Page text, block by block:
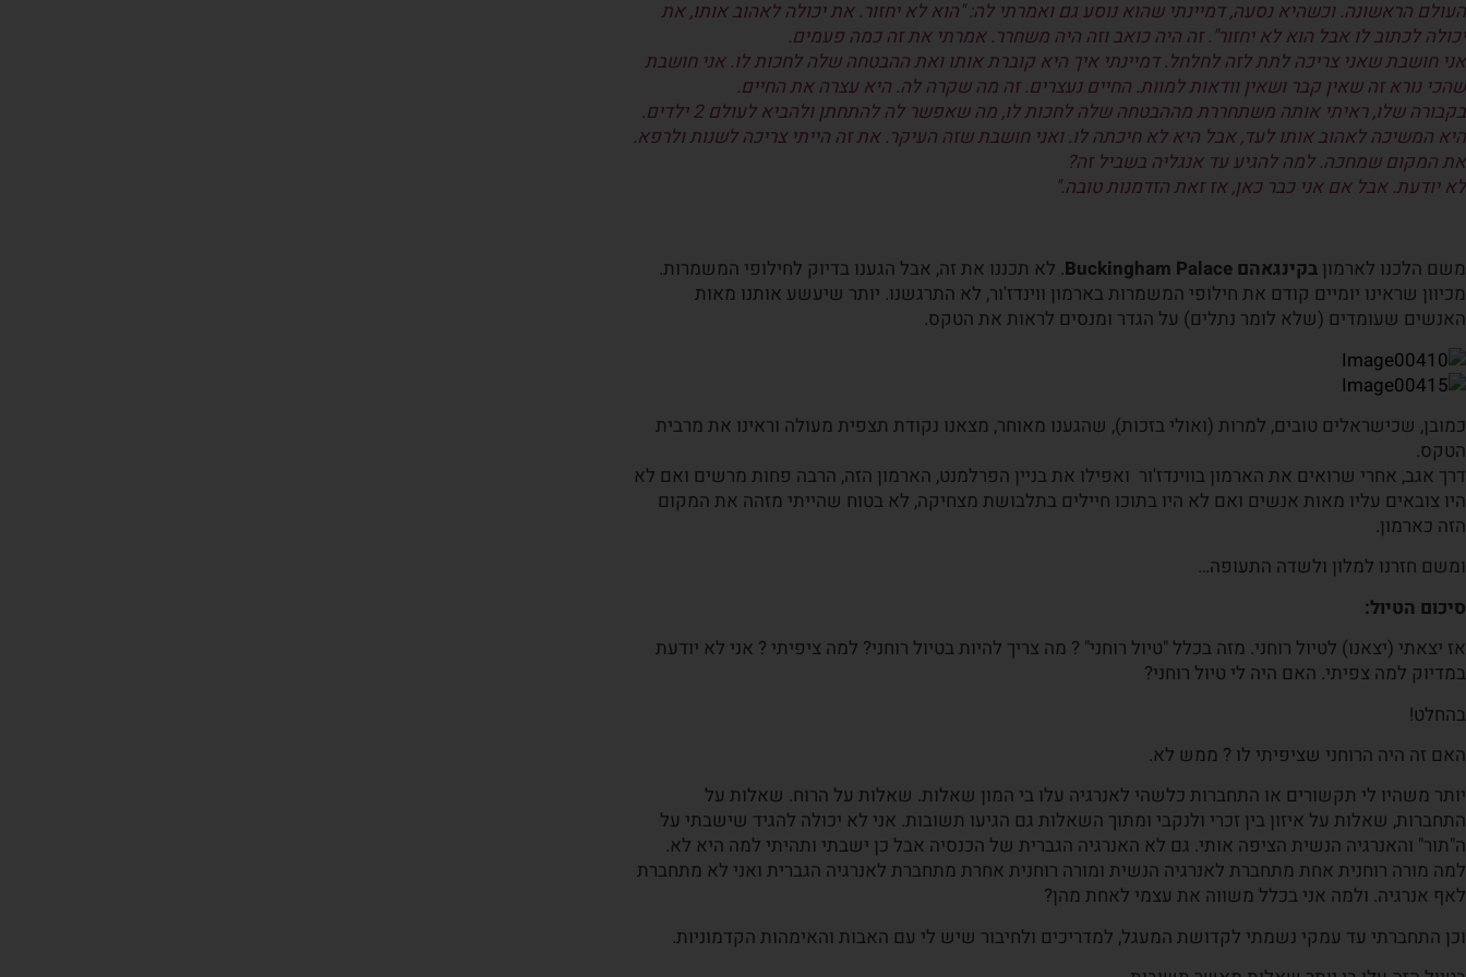
העולם הראשונה. וכשהיא נסעה, דמיינתי שהוא נוסע גם ואמרתי לה: "הוא לא יחזור. את יכולה לאהוב אותו, את
יכולה לכתוב לו אבל הוא לא יחזור". זה היה כואב וזה היה משחרר. אמרתי את זה כמה פעמים.
אני חושבת שאני צריכה לתת לזה לחלחל. דמיינתי איך היא קוברת אותו ואת ההבטחה שלה לחכות לו. אני חושבת
שהכי נורא זה שאין קבר ושאין וודאות למוות. החיים נעצרים. זה מה שקרה לה. היא עצרה את החיים.
בקבורה שלו, ראיתי אותה משתחררת מההבטחה שלה לחכות לו, מה שאפשר לה להתחתן ולהביא לעולם 2 ילדים.
היא המשיכה לאהוב אותו לעד, אבל היא לא חיכתה לו. ואני חושבת שזה העיקר. את זה הייתי צריכה לשנות ולרפא.
את המקום שמחכה. למה להגיע עד אנגליה בשביל זה?
לא יודעת. אבל אם אני כבר כאן, אז זאת הזדמנות טובה."
משם הלכנו לארמון בקינגאהם Buckingham Palace
. לא תכננו את זה, אבל הגענו בדיוק לחילופי המשמרות.
מכיוון שראינו יומיים קודם את חילופי המשמרות בארמון ווינדז'ור, לא התרגשנו. יותר שיעשע אותנו מאות
האנשים שעומדים (שלא לומר נתלים) על הגדר ומנסים לראות את הטקס.
כמובן, שכישראלים טובים, למרות (ואולי בזכות), שהגענו מאוחר, מצאנו נקודת תצפית מעולה וראינו את מרבית
הטקס.
דרך אגב, אחרי שרואים את הארמון בווינדז'ור ואפילו את בניין הפרלמנט, הארמון הזה, הרבה פחות מרשים ואם לא
היו צובאים עליו מאות אנשים ואם לא היו בתוכו חיילים בתלבושת מצחיקה, לא בטוח שהייתי מזהה את המקום
הזה כארמון.
ומשם חזרנו למלון ולשדה התעופה…
סיכום הטיול:
אז יצאתי (יצאנו) לטיול רוחני. מזה בכלל "טיול רוחני" ? מה צריך להיות בטיול רוחני? למה ציפיתי ? אני לא יודעת
במדיוק למה צפיתי. האם היה לי טיול רוחני?
בהחלט!
האם זה היה הרוחני שציפיתי לו ? ממש לא.
יותר משהיו לי תקשורים או התחברות כלשהי לאנרגיה עלו בי המון שאלות. שאלות על הרוח. שאלות על
התחברות, שאלות על איזון בין זכרי ולנקבי ומתוך השאלות גם הגיעו תשובות. אני לא יכולה להגיד שישבתי על
ה"תור" והאנרגיה הנשית הציפה אותי. גם לא האנרגיה הגברית של הכנסיה אבל כן ישבתי ותהיתי למה היא לא.
למה מורה רוחנית אחת מתחברת לאנרגיה הנשית ומורה רוחנית אחרת מתחברת לאנרגיה הגברית ואני לא מתחברת
לאף אנרגיה. ולמה אני בכלל משווה את עצמי לאחת מהן?
וכן התחברתי עד עמקי נשמתי לקדושת המעגל, למדריכים ולחיבור שיש לי עם האבות והאימהות הקדמוניות.